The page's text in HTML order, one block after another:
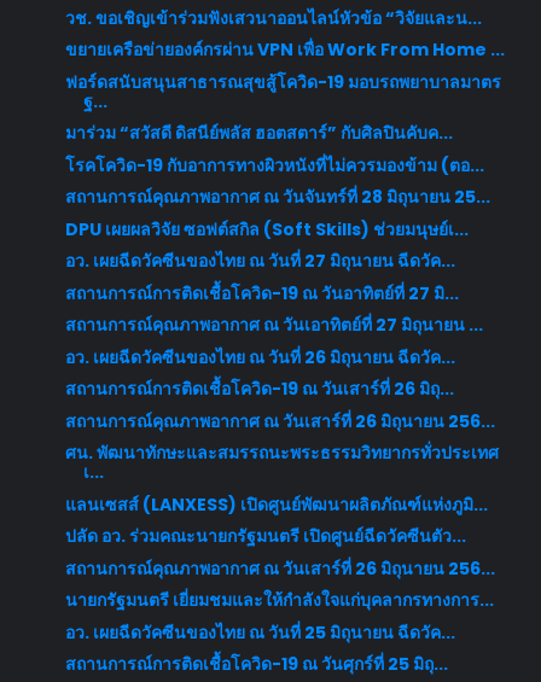
วช. ขอเชิญเข้าร่วมฟังเสวนาออนไลน์หัวข้อ “วิจัยและน...
ขยายเครือข่ายองค์กรผ่าน VPN เพื่อ Work From Home​ ...
ฟอร์ดสนับสนุนสาธารณสุขสู้โควิด-19 มอบรถพยาบาลมาตร
ฐ...
มาร่วม “สวัสดี ดิสนีย์พลัส ฮอตสตาร์” กับศิลปินคับค...
โรคโควิด-19 กับอาการทางผิวหนังที่ไม่ควรมองข้าม (ตอ...
สถานการณ์คุณภาพอากาศ ณ วันจันทร์ที่ 28 มิถุนายน 25...
DPU เผยผลวิจัย ซอฟต์สกิล (Soft Skills) ช่วยมนุษย์เ...
อว. เผยฉีดวัคซีนของไทย ณ วันที่ 27 มิถุนายน ฉีดวัค...
สถานการณ์การติดเชื้อโควิด-19 ณ วันอาทิตย์ที่ 27 มิ...
สถานการณ์คุณภาพอากาศ ณ วันเอาทิตย์ที่ 27 มิถุนายน ...
อว. เผยฉีดวัคซีนของไทย ณ วันที่ 26 มิถุนายน ฉีดวัค...
สถานการณ์การติดเชื้อโควิด-19 ณ วันเสาร์ที่ 26 มิถุ...
สถานการณ์คุณภาพอากาศ ณ วันเสาร์ที่ 26 มิถุนายน 256...
ศน. พัฒนาทักษะและสมรรถนะพระธรรมวิทยากรทั่วประเทศ
เ...
แลนเซสส์ (LANXESS) เปิดศูนย์พัฒนาผลิตภัณฑ์แห่งภูมิ...
ปลัด อว. ร่วมคณะนายกรัฐมนตรี เปิดศูนย์ฉีดวัคซีนตัว...
สถานการณ์คุณภาพอากาศ ณ วันเสาร์ที่ 26 มิถุนายน 256...
นายกรัฐมนตรี เยี่ยมชมและให้กำลังใจแก่บุคลากรทางการ...
อว. เผยฉีดวัคซีนของไทย ณ วันที่ 25 มิถุนายน ฉีดวัค...
สถานการณ์การติดเชื้อโควิด-19 ณ วันศุกร์ที่ 25 มิถุ...